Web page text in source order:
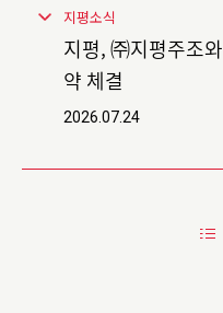
지평소식
지평, ㈜지평주조와 상호 협력 위한 업무협
약 체결
2026.07.24